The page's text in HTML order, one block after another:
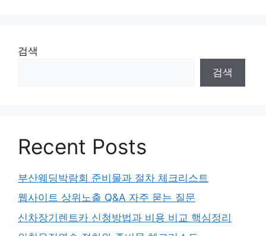
검색
검색
Recent Posts
부산웨딩박람회 준비물과 절차 체크리스트
웹사이트 상위노출 Q&A 자주 묻는 질문
신차장기렌트카 신청방법과 비용 비교 핵심정리